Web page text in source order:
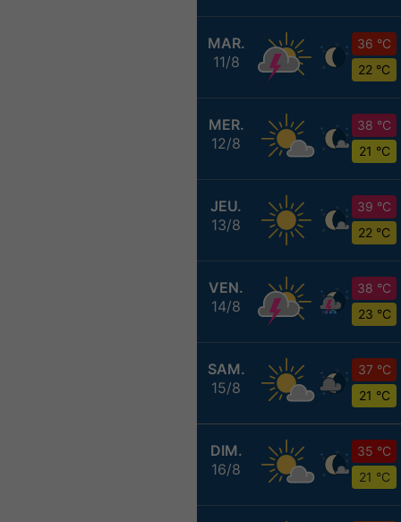
MAR.
11/8
36 °C
22 °C
MER.
12/8
38 °C
21 °C
JEU.
13/8
39 °C
22 °C
VEN.
14/8
38 °C
23 °C
SAM.
15/8
37 °C
21 °C
DIM.
16/8
35 °C
21 °C